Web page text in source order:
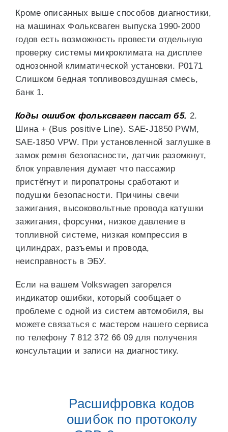
Кроме описанных выше способов диагностики,
на машинах Фольксваген выпуска 1990-2000
годов есть возможность провести отдельную
проверку системы микроклимата на дисплее
однозонной климатической установки. P0171
Слишком бедная топливовоздушная смесь,
банк 1.
Коды ошибок фольксваген пассат б5. 2.
Шина + (Bus positive Line). SAE-J1850 PWM,
SAE-1850 VPW. При установленной заглушке в
замок ремня безопасности, датчик разомкнут,
блок управления думает что пассажир
пристёгнут и пиропатроны сработают и
подушки безопасности. Причины свечи
зажигания, высоковольтные провода катушки
зажигания, форсунки, низкое давление в
топливной системе, низкая компрессия в
цилиндрах, разъемы и провода,
неисправность в ЭБУ.
Если на вашем Volkswagen загорелся
индикатор ошибки, который сообщает о
проблеме с одной из систем автомобиля, вы
можете связаться с мастером нашего сервиса
по телефону 7 812 372 66 09 для получения
консультации и записи на диагностику.
Расшифровка кодов
ошибок по протоколу